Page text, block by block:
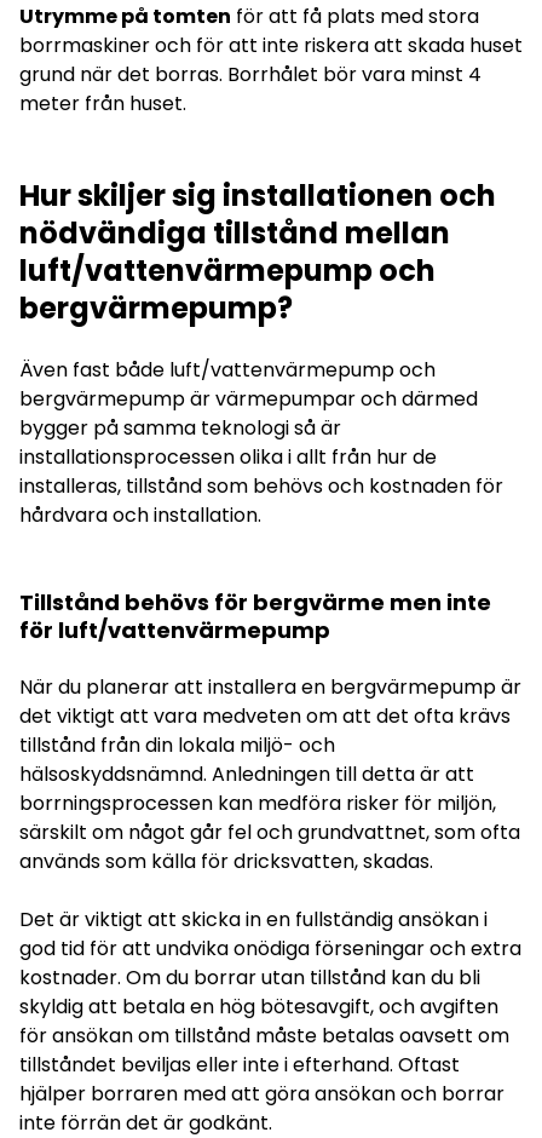
Utrymme på tomten för att få plats med stora
borrmaskiner och för att inte riskera att skada huset
grund när det borras. Borrhålet bör vara minst 4
meter från huset.
Hur skiljer sig installationen och
nödvändiga tillstånd mellan
luft/vattenvärmepump och
bergvärmepump?
Även fast både luft/vattenvärmepump och
bergvärmepump är värmepumpar och därmed
bygger på samma teknologi så är
installationsprocessen olika i allt från hur de
installeras, tillstånd som behövs och kostnaden för
hårdvara och installation.
Tillstånd behövs för bergvärme men inte
för luft/vattenvärmepump
När du planerar att installera en bergvärmepump är
det viktigt att vara medveten om att det ofta krävs
tillstånd från din lokala miljö- och
hälsoskyddsnämnd. Anledningen till detta är att
borrningsprocessen kan medföra risker för miljön,
särskilt om något går fel och grundvattnet, som ofta
används som källa för dricksvatten, skadas.
Det är viktigt att skicka in en fullständig ansökan i
god tid för att undvika onödiga förseningar och extra
kostnader. Om du borrar utan tillstånd kan du bli
skyldig att betala en hög bötesavgift, och avgiften
för ansökan om tillstånd måste betalas oavsett om
tillståndet beviljas eller inte i efterhand. Oftast
hjälper borraren med att göra ansökan och borrar
inte förrän det är godkänt.